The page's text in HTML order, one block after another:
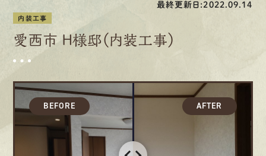
募集要項
最終更新日:2022.09.14
内装工事
愛西市 H様邸（内装工事）